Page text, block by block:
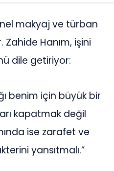
makyaj ve türban
Zahide Hanım, işini
dile getiriyor:
benim için büyük bir
kapatmak değil
ise zarafet ve
yansıtmalı.”